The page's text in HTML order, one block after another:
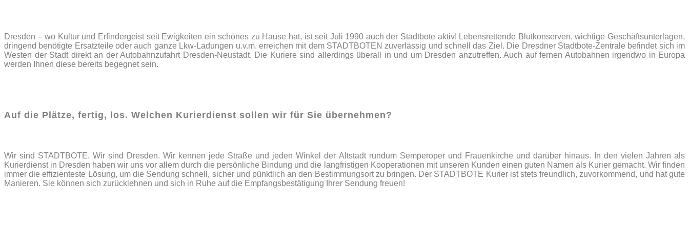
Dresden – wo Kultur und Erfindergeist seit Ewigkeiten ein schönes zu Hause hat, ist seit Juli 1990 auch der Stadtbote aktiv! Lebensrettende Blutkonserven, wich­ti­ge Geschäfts­un­ter­la­gen,
dringend benötigte Ersatzteile oder auch ganze Lkw-Ladungen u.v.m. erreichen mit dem STADTBOTEN zuverlässig und schnell das Ziel. Die Dresd­ner Stadtbote-Zentrale befindet sich im
Wes­ten der Stadt direkt an der Auto­bahn­zu­fahrt Dres­den-Neu­stadt. Die Kuriere sind allerdings überall in und um Dresden anzutreffen. Auch auf fernen Autobahnen irgendwo in Europa
werden Ihnen diese bereits begegnet sein.
Auf die Plätze, fertig, los. Welchen Kurierdienst sollen wir für Sie übernehmen?
Wir sind STADTBOTE. Wir sind Dresden. Wir kennen jede Straße und jeden Winkel der Altstadt rundum Semperoper und Frauenkirche und darüber hinaus. In den vielen Jahren als
Kurierdienst in Dresden haben wir uns vor allem durch die persönliche Bindung und die langfristigen Kooperationen mit unseren Kunden einen guten Namen als Kurier gemacht. Wir finden
immer die effizienteste Lösung, um die Sendung schnell, sicher und pünktlich an den Bestimmungsort zu bringen. Der STADTBOTE Kurier ist stets freundlich, zuvorkommend, und hat gute
Manieren. Sie können sich zurücklehnen und sich in Ruhe auf die Empfangsbestätigung Ihrer Sendung freuen!